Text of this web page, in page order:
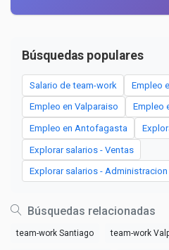
Búsquedas populares
Salario de team-work Empleo
Empleo en Valparaiso Empleo
Empleo en Antofagasta
Explorar salarios - Ventas
Explorar salarios - Administracion
Búsquedas relacionadas
team-work Santiago team-work